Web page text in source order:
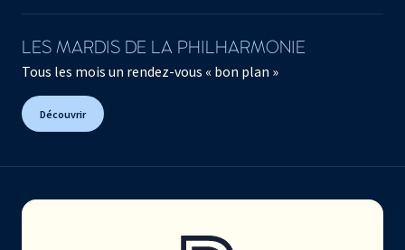
LES MARDIS DE LA PHILHARMONIE
Tous les mois un rendez-vous « bon plan »
Découvrir